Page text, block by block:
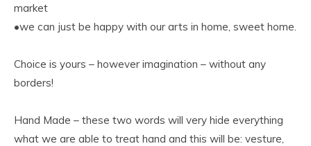
market
•we can just be happy with our arts in home, sweet home.
Choice is yours – however imagination – without any
borders!
Hand Made – these two words will very hide everything
what we are able to treat hand and this will be: vesture,